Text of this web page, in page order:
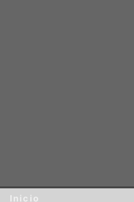
Inicio